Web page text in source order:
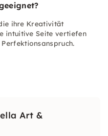
ihre Kreativität
intuitive Seite vertiefen
Art &